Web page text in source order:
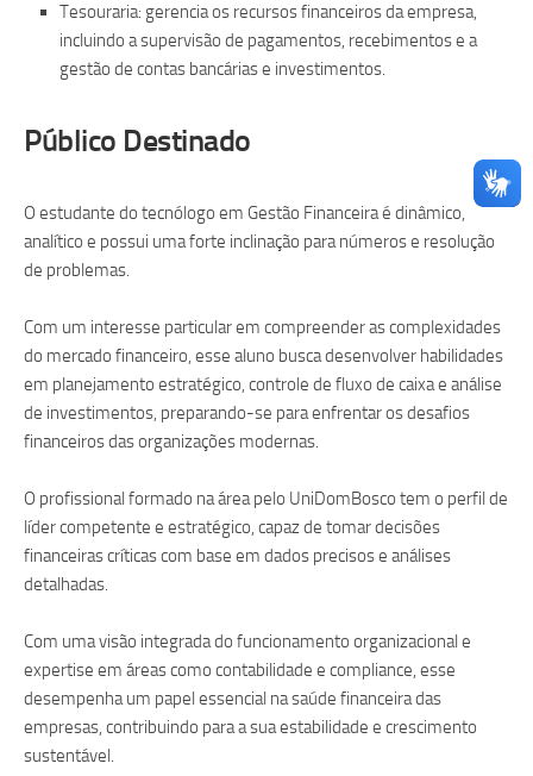
Tesouraria: gerencia os recursos financeiros da empresa,
incluindo a supervisão de pagamentos, recebimentos e a
gestão de contas bancárias e investimentos.
Público Destinado
O estudante do tecnólogo em Gestão Financeira é dinâmico,
analítico e possui uma forte inclinação para números e resolução
de problemas.
Com um interesse particular em compreender as complexidades
do mercado financeiro, esse aluno busca desenvolver habilidades
em planejamento estratégico, controle de fluxo de caixa e análise
de investimentos, preparando-se para enfrentar os desafios
financeiros das organizações modernas.
O profissional formado na área pelo UniDomBosco tem o perfil de
líder competente e estratégico, capaz de tomar decisões
financeiras críticas com base em dados precisos e análises
detalhadas.
Com uma visão integrada do funcionamento organizacional e
expertise em áreas como contabilidade e compliance, esse
desempenha um papel essencial na saúde financeira das
empresas, contribuindo para a sua estabilidade e crescimento
sustentável.